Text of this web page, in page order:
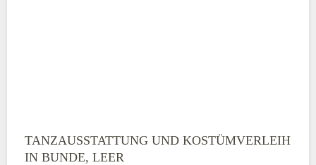
TANZAUSSTATTUNG UND KOSTÜMVERLEIH
IN BUNDE, LEER